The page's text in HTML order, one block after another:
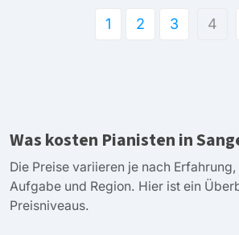
1 2 3 4
Was kosten Pianisten in
Die Preise variieren je nach
Aufgabe und Region. Hier ist ein
Preisniveaus.